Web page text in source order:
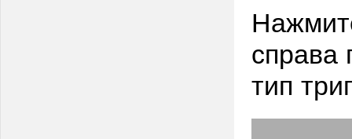
справа
тип